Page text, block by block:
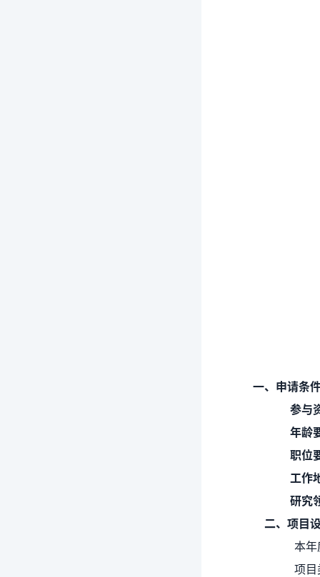
一、申请条
参与
年龄
职位
工作
研究
二、项目设
本年
项目类